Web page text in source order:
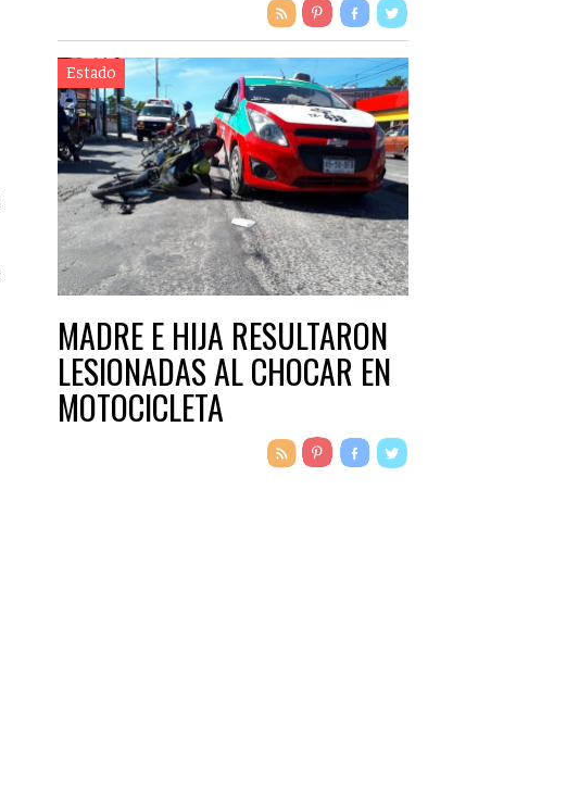
Estado
MADRE E HIJA RESULTARON
LESIONADAS AL CHOCAR EN
MOTOCICLETA